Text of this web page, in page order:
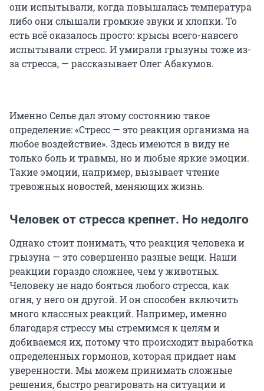
они испытывали, когда повышалась температура
либо они слышали громкие звуки и хлопки. То
есть всё оказалось просто: крысы всего-навсего
испытывали стресс. И умирали грызуны тоже из-
за стресса, — рассказывает Олег Абакумов.
Именно Селье дал этому состоянию такое
определение: «Стресс — это реакция организма на
любое воздействие». Здесь имеются в виду не
только боль и травмы, но и любые яркие эмоции.
Такие эмоции, например, вызывает чтение
тревожных новостей, меняющих жизнь.
Человек от стресса крепнет. Но недолго
Однако стоит понимать, что реакция человека и
грызуна — это совершенно разные вещи. Наши
реакции гораздо сложнее, чем у животных.
Человеку не надо бояться любого стресса, как
огня, у него он другой. И он способен включить
много классных реакций. Например, именно
благодаря стрессу мы стремимся к целям и
добиваемся их, потому что происходит выработка
определенных гормонов, которая придает нам
уверенности. Мы можем принимать сложные
решения, быстро реагировать на ситуации и